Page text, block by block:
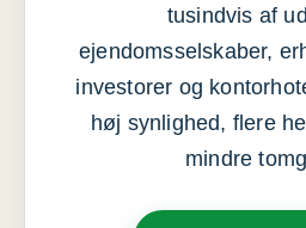
tusindvis af
ejendomsselskaber,
investorer og
høj synlighed, flere
mindre